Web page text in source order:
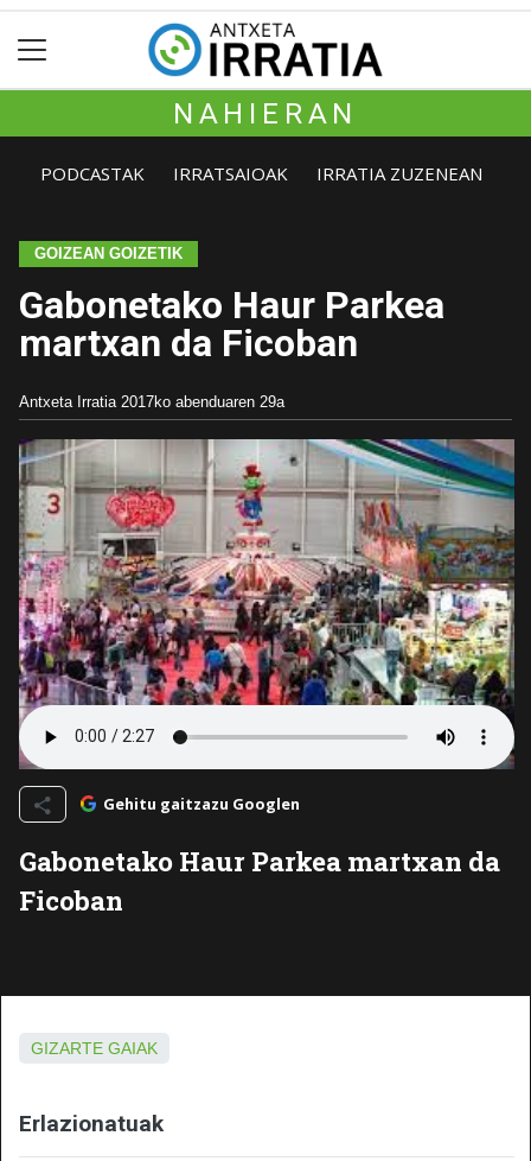
NAHIERAN
PODCASTAK IRRATSAIOAK IRRATIA ZUZENEAN
GOIZEAN GOIZETIK
Gabonetako Haur Parkea
martxan da Ficoban
Antxeta Irratia 2017ko abenduaren 29a
Gehitu gaitzazu Googlen
Gabonetako Haur Parkea martxan da
Ficoban
GIZARTE GAIAK
Erlazionatuak